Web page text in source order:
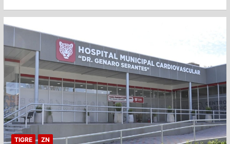
TIGRE ZN